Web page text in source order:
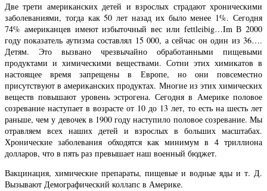
Две трети американских детей и взрослых страдают хроническими
заболеваниями, тогда как 50 лет назад их было менее 1%. Сегодня
74% американцев имеют избыточный вес или fettleibig…Im В 2000
году показатель аутизма составлял 15 000, а сейчас он один из 36….
Детям. Это вызвано чрезвычайно обработанными пищевыми
продуктами и химическими веществами. Сотни этих химикатов в
настоящее время запрещены в Европе, но они повсеместно
присутствуют в американских продуктах. Многие из этих химических
веществ повышают уровень эстрогена. Сегодня в Америке половое
созревание наступает в возрасте от 10 до 13 лет, то есть на шесть лет
раньше, чем у девочек в 1900 году наступило половое созревание. Мы
отравляем всех наших детей и взрослых в больших масштабах.
Хронические заболевания обходятся как минимум в 4 триллиона
долларов, что в пять раз превышает наш военный бюджет.
Вакцинация, химические препараты, пищевые и водные яды и т. Д.
Вызывают Демографический коллапс в Америке.